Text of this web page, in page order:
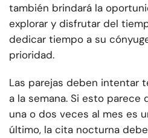
también brindará la
explorar y disfrutar del
dedicar tiempo a su
prioridad.
Las parejas deben intentar
a la semana. Si esto parece
una o dos veces al mes es
último, la cita nocturna